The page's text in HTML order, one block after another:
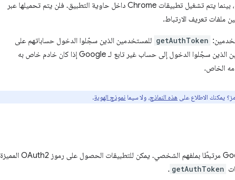
تستخدم بروتوكولات مصادقة الويب ميزات HTTP، بينما يتم تشغيل تطبيقات Chrome داخل حاوية التطبيق. فلن يتم تحميلها عبر
getAuthToken للمستخدمين الذين سجّلوا الدخول حساباتهم على
للمستخدمين الذين سجّلوا الدخول إلى حساب غير تابع لـ Google إذا كان خادم خاص به
الخاص.
يمكنك الاطلاع على هذه النماذج، ولا سيما نموذج الهوية.
يمتلك مستخدمو تطبيقات Chrome حساب Google مرتبطًا بملفهم الشخصي. يمكن للتطبيقات الحصول على رموز OAuth2 المميزة
getAuthToken
.